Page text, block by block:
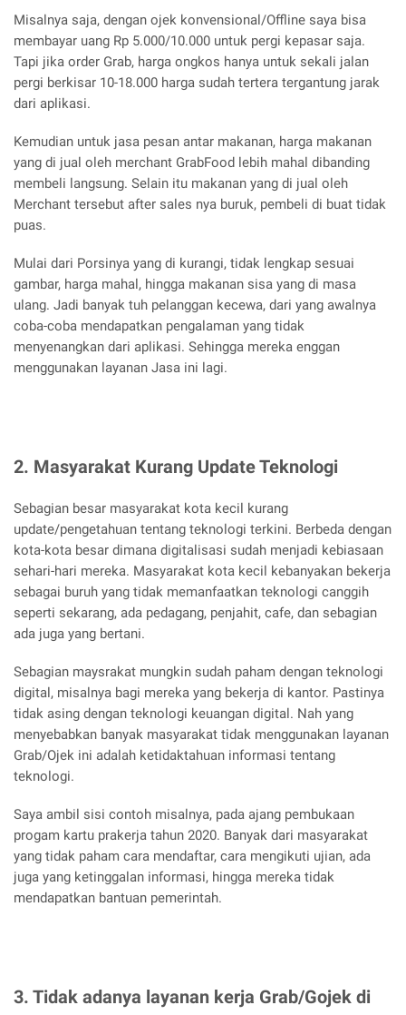
Misalnya saja, dengan ojek konvensional/Offline saya bisa
membayar uang Rp 5.000/10.000 untuk pergi kepasar saja.
Tapi jika order Grab, harga ongkos hanya untuk sekali jalan
pergi berkisar 10-18.000 harga sudah tertera tergantung jarak
dari aplikasi.
Kemudian untuk jasa pesan antar makanan, harga makanan
yang di jual oleh merchant GrabFood lebih mahal dibanding
membeli langsung. Selain itu makanan yang di jual oleh
Merchant tersebut after sales nya buruk, pembeli di buat tidak
puas.
Mulai dari Porsinya yang di kurangi, tidak lengkap sesuai
gambar, harga mahal, hingga makanan sisa yang di masa
ulang. Jadi banyak tuh pelanggan kecewa, dari yang awalnya
coba-coba mendapatkan pengalaman yang tidak
menyenangkan dari aplikasi. Sehingga mereka enggan
menggunakan layanan Jasa ini lagi.
2. Masyarakat Kurang Update Teknologi
Sebagian besar masyarakat kota kecil kurang
update/pengetahuan tentang teknologi terkini. Berbeda dengan
kota-kota besar dimana digitalisasi sudah menjadi kebiasaan
sehari-hari mereka. Masyarakat kota kecil kebanyakan bekerja
sebagai buruh yang tidak memanfaatkan teknologi canggih
seperti sekarang, ada pedagang, penjahit, cafe, dan sebagian
ada juga yang bertani.
Sebagian maysrakat mungkin sudah paham dengan teknologi
digital, misalnya bagi mereka yang bekerja di kantor. Pastinya
tidak asing dengan teknologi keuangan digital. Nah yang
menyebabkan banyak masyarakat tidak menggunakan layanan
Grab/Ojek ini adalah ketidaktahuan informasi tentang
teknologi.
Saya ambil sisi contoh misalnya, pada ajang pembukaan
progam kartu prakerja tahun 2020. Banyak dari masyarakat
yang tidak paham cara mendaftar, cara mengikuti ujian, ada
juga yang ketinggalan informasi, hingga mereka tidak
mendapatkan bantuan pemerintah.
3. Tidak adanya layanan kerja Grab/Gojek di